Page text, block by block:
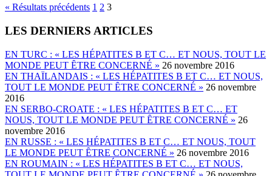
Pagination
des
« Résultats précédents 1 2 3
LES DERNIERS ARTICLES
EN TURC : « LES HÉPATITES B ET C… ET NOUS, TOUT LE
MONDE PEUT ȆTRE CONCERNÉ » 26 novembre 2016
EN THAÏLANDAIS : « LES HÉPATITES B ET C… ET NOUS,
TOUT LE MONDE PEUT ȆTRE CONCERNÉ » 26 novembre
2016
EN SERBO-CROATE : « LES HÉPATITES B ET C… ET
NOUS, TOUT LE MONDE PEUT ȆTRE CONCERNÉ » 26
novembre 2016
EN RUSSE : « LES HÉPATITES B ET C… ET NOUS, TOUT
LE MONDE PEUT ȆTRE CONCERNÉ » 26 novembre 2016
EN ROUMAIN : « LES HÉPATITES B ET C… ET NOUS,